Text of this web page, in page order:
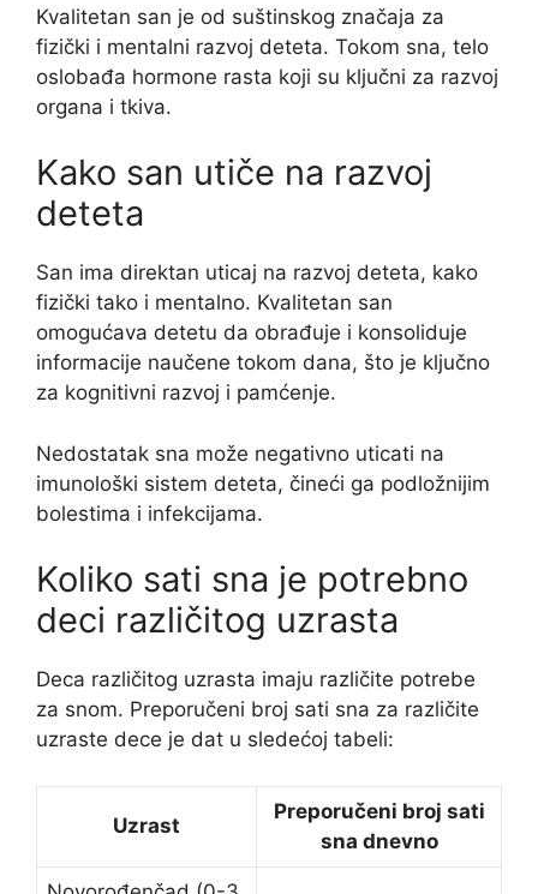
Kvalitetan san je od suštinskog značaja za
fizički i mentalni razvoj deteta. Tokom sna, telo
oslobađa hormone rasta koji su ključni za razvoj
organa i tkiva.
Kako san utiče na razvoj
deteta
San ima direktan uticaj na razvoj deteta, kako
fizički tako i mentalno. Kvalitetan san
omogućava detetu da obrađuje i konsoliduje
informacije naučene tokom dana, što je ključno
za kognitivni razvoj i pamćenje.
Nedostatak sna može negativno uticati na
imunološki sistem deteta, čineći ga podložnijim
bolestima i infekcijama.
Koliko sati sna je potrebno
deci različitog uzrasta
Deca različitog uzrasta imaju različite potrebe
za snom. Preporučeni broj sati sna za različite
uzraste dece je dat u sledećoj tabeli:
Uzrast
Preporučeni broj sati
sna dnevno